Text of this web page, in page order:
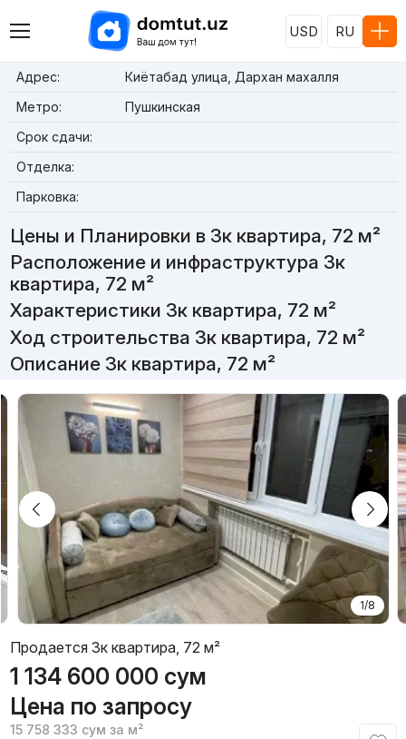
USD RU
Адрес:
Киётабад улица, Дархан махалля
Метро:
Пушкинская
Срок сдачи:
Отделка:
Парковка:
Цены и Планировки в 3к квартира, 72 м²
Расположение и инфраструктура 3к
квартира, 72 м²
Характеристики 3к квартира, 72 м²
Ход строительства 3к квартира, 72 м²
Описание 3к квартира, 72 м²
1/8
Продается 3к квартира, 72 м²
1 134 600 000 сум
Цена по запросу
15 758 333 сум за м²